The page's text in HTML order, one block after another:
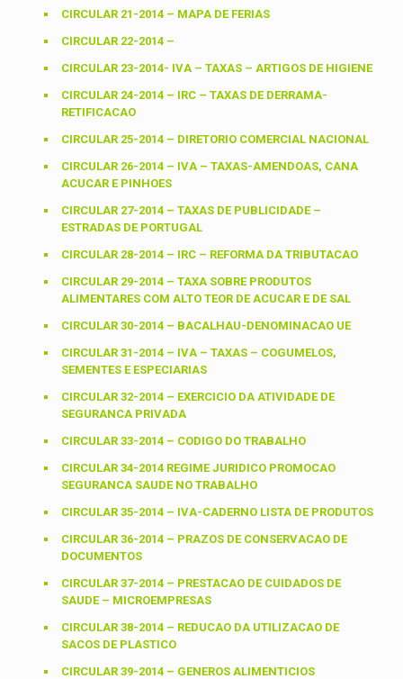
CIRCULAR 21-2014 – MAPA DE FERIAS
CIRCULAR 22-2014 –
CIRCULAR 23-2014- IVA – TAXAS – ARTIGOS DE HIGIENE
CIRCULAR 24-2014 – IRC – TAXAS DE DERRAMA-
RETIFICACAO
CIRCULAR 25-2014 – DIRETORIO COMERCIAL NACIONAL
CIRCULAR 26-2014 – IVA – TAXAS-AMENDOAS, CANA
ACUCAR E PINHOES
CIRCULAR 27-2014 – TAXAS DE PUBLICIDADE –
ESTRADAS DE PORTUGAL
CIRCULAR 28-2014 – IRC – REFORMA DA TRIBUTACAO
CIRCULAR 29-2014 – TAXA SOBRE PRODUTOS
ALIMENTARES COM ALTO TEOR DE ACUCAR E DE SAL
CIRCULAR 30-2014 – BACALHAU-DENOMINACAO UE
CIRCULAR 31-2014 – IVA – TAXAS – COGUMELOS,
SEMENTES E ESPECIARIAS
CIRCULAR 32-2014 – EXERCICIO DA ATIVIDADE DE
SEGURANCA PRIVADA
CIRCULAR 33-2014 – CODIGO DO TRABALHO
CIRCULAR 34-2014 REGIME JURIDICO PROMOCAO
SEGURANCA SAUDE NO TRABALHO
CIRCULAR 35-2014 – IVA-CADERNO LISTA DE PRODUTOS
CIRCULAR 36-2014 – PRAZOS DE CONSERVACAO DE
DOCUMENTOS
CIRCULAR 37-2014 – PRESTACAO DE CUIDADOS DE
SAUDE – MICROEMPRESAS
CIRCULAR 38-2014 – REDUCAO DA UTILIZACAO DE
SACOS DE PLASTICO
CIRCULAR 39-2014 – GENEROS ALIMENTICIOS